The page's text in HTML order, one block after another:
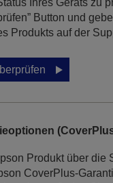
Ihres Geräts zu
Button und
Produkts auf der
Produkt über die
CoverPlus-